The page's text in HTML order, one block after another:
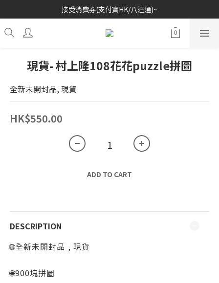
歡迎各位玩具收藏家~
接受消費券(支付寶HK/八達通)~
歡迎各位玩具收藏家~
現貨- 村上隆108花花puzzle拼圖
全新未開封品, 現貨
HK$550.00
ADD TO CART
DESCRIPTION
🌐全新未開封品 ⁣, 現貨
🌐900塊拼圖